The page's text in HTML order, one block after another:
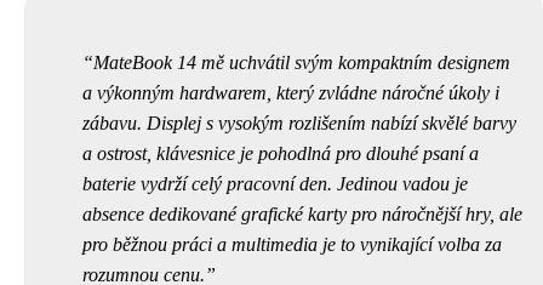
MateBook 14 mě uchvátil svým kompaktním designem
a výkonným hardwarem, který zvládne náročné úkoly i
zábavu. Displej s vysokým rozlišením nabízí skvělé barvy
a ostrost, klávesnice je pohodlná pro dlouhé psaní a
baterie vydrží celý pracovní den. Jedinou vadou je
absence dedikované grafické karty pro náročnější hry, ale
pro běžnou práci a multimedia je to vynikající volba za
rozumnou cenu.